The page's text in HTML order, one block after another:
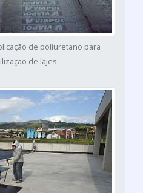
de poliuretano para
de lajes